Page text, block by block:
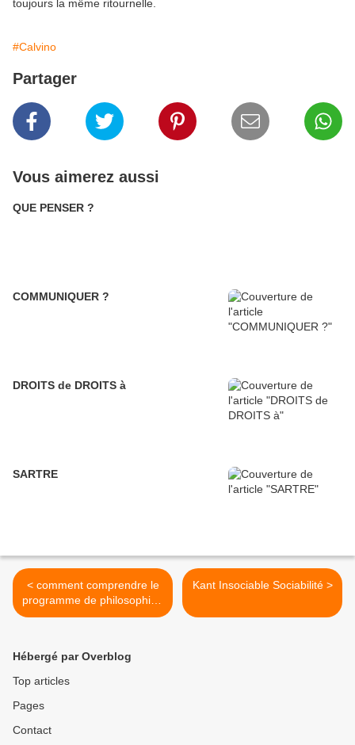
toujours la même ritournelle.
#Calvino
Partager
Vous aimerez aussi
QUE PENSER ?
COMMUNIQUER ?
DROITS de DROITS à
SARTRE
< comment comprendre le
programme de philosophie?
L'homme au coeur des
Kant Insociable Sociabilité >
Hébergé par Overblog
Top articles
Pages
Contact